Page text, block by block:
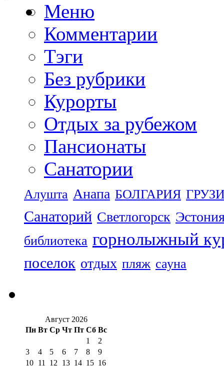
Меню
Комментарии
Тэги
Без рубрики
Курорты
Отдых за рубежом
Пансионаты
Санатории
Алушта Анапа БОЛГАРИЯ
Санаторий Светлогорск
библиотека горнолыжный
поселок отдых пляж сауна
Август 2026
Пн Вт Ср Чт Пт Сб Вс
1
2
3
4 5 6 7 8
9
10 11 12 13 14 15 16